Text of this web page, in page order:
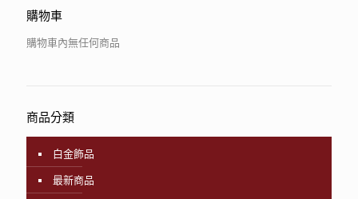
購物車
購物車內無任何商品
商品分類
白金飾品
最新商品